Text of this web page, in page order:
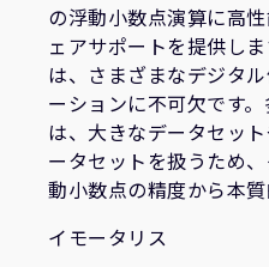
報道関連
人材採用
研究連携
ウェブサイト
IR関連
企業情報
の浮動小数点演算に高
ェアサポートを提供し
は、さまざまなデジタ
ーションに不可欠です
は、大きなデータセッ
ータセットを扱うため
動小数点の精度から本質
イモータリス